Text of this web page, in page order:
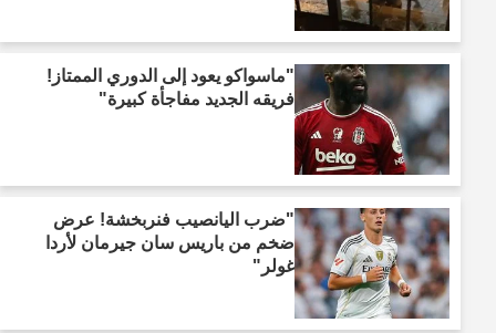
"ماسواكو يعود إلى الدوري الممتاز!
فريقه الجديد مفاجأة كبيرة"
"ضرب اليانصيب فنربخشة! عرض
ضخم من باريس سان جيرمان لأردا
غولر"